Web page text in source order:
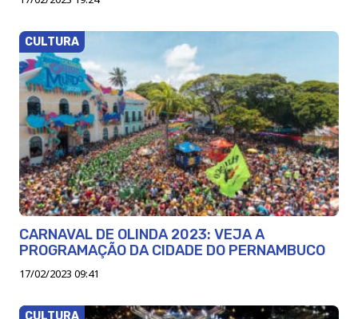
CULTURA
CARNAVAL DE OLINDA 2023: VEJA A
PROGRAMAÇÃO DA CIDADE DO PERNAMBUCO
17/02/2023 09:41
CULTURA